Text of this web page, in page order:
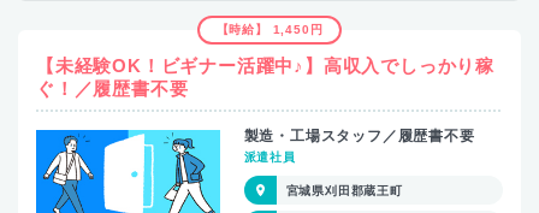
【時給】 1,450円
【未経験OK！ビギナー活躍中♪】高収入でしっかり稼
ぐ！／履歴書不要
製造・工場スタッフ／履歴書不要
派遣社員
宮城県刈田郡蔵王町